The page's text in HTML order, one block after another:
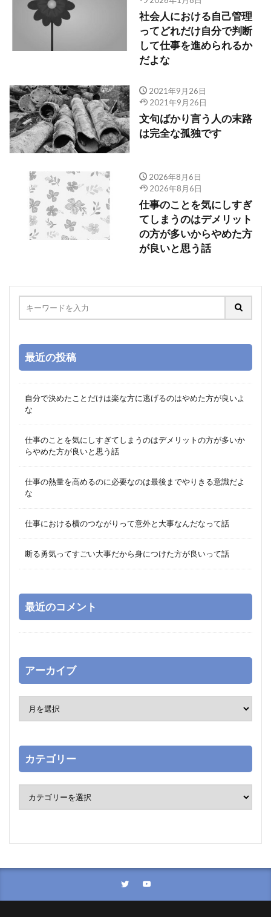
社会人における自己管理
ってどれだけ自分で判断
して仕事を進められるか
だよな
2021年9月26日
2021年9月26日
文句ばかり言う人の末路
は完全な孤独です
2026年8月6日
2026年8月6日
仕事のことを気にしすぎ
てしまうのはデメリット
の方が多いからやめた方
が良いと思う話
最近の投稿
自分で決めたことだけは楽な方に逃げるのはやめた方が良いよ
な
仕事のことを気にしすぎてしまうのはデメリットの方が多いか
らやめた方が良いと思う話
仕事の熱量を高めるのに必要なのは最後までやりきる意識だよ
な
仕事における横のつながりって意外と大事なんだなって話
断る勇気ってすごい大事だから身につけた方が良いって話
最近のコメント
アーカイブ
カテゴリー